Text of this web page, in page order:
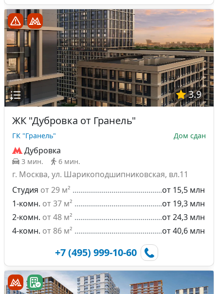
3.9
ЖК "Дубровка от Гранель"
ГК "Гранель" Дом сдан
Дубровка
3 мин. 6 мин.
г. Москва, ул. Шарикоподшипниковская, вл.11
Студия от 29 м²
от 15,5 млн
1-комн. от 37 м²
от 19,3 млн
2-комн. от 48 м²
от 24,3 млн
4-комн. от 86 м² от 40,6 млн
+7 (495) 999-10-60